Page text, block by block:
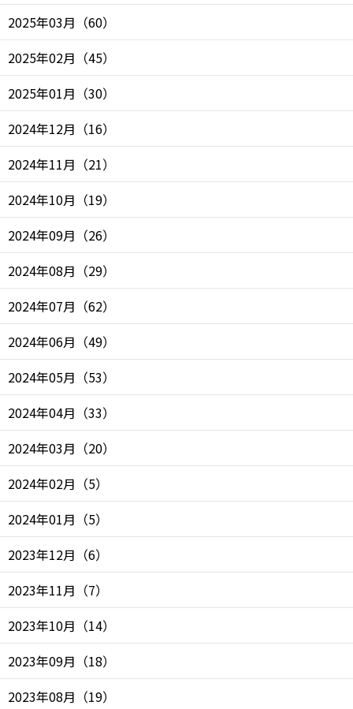
2025年03月 （60）
2025年02月 （45）
2025年01月 （30）
2024年12月 （16）
2024年11月 （21）
2024年10月 （19）
2024年09月 （26）
2024年08月 （29）
2024年07月 （62）
2024年06月 （49）
2024年05月 （53）
2024年04月 （33）
2024年03月 （20）
2024年02月 （5）
2024年01月 （5）
2023年12月 （6）
2023年11月 （7）
2023年10月 （14）
2023年09月 （18）
2023年08月 （19）